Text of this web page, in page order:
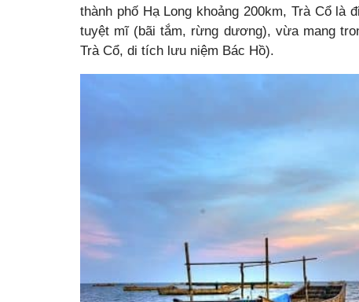
thành phố Hạ Long khoảng 200km, Trà Cổ là
tuyệt mĩ (bãi tắm, rừng dương), vừa mang
Trà Cổ, di tích lưu niệm Bác Hồ).